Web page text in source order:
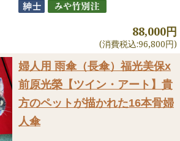
88,000円
(消費税込:96,800円)
婦人用 雨傘（長傘） 福光美保x
前原光榮【ツイン・アート】貴
方のペットが描かれた16本骨婦
人傘